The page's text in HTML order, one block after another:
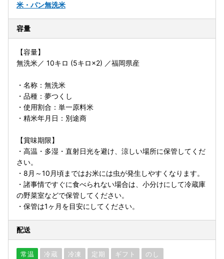
米・パン無洗米
容量
【容量】
無洗米／ 10キロ (5キロ×2) ／福岡県産
・名称：無洗米
・品種：夢つくし
・使用割合：単一原料米
・精米年月日：別途商
【賞味期限】
・高温・多湿・直射日光を避け、涼しい場所に保管してくだ
さい。
・8月～10月頃まではお米には虫が発生しやすくなります。
・諸事情ですぐに食べられない場合は、小分けにして冷蔵庫
の野菜室などで保管してください。
・保管は1ヶ月を目安にしてください。
配送
常温 冷蔵 冷凍 定期 ギフト のし